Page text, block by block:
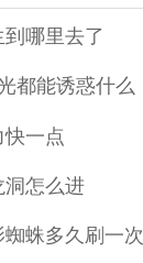
哪里去了
都能诱惑什么
一点
洞怎么进
蛛多久刷一次